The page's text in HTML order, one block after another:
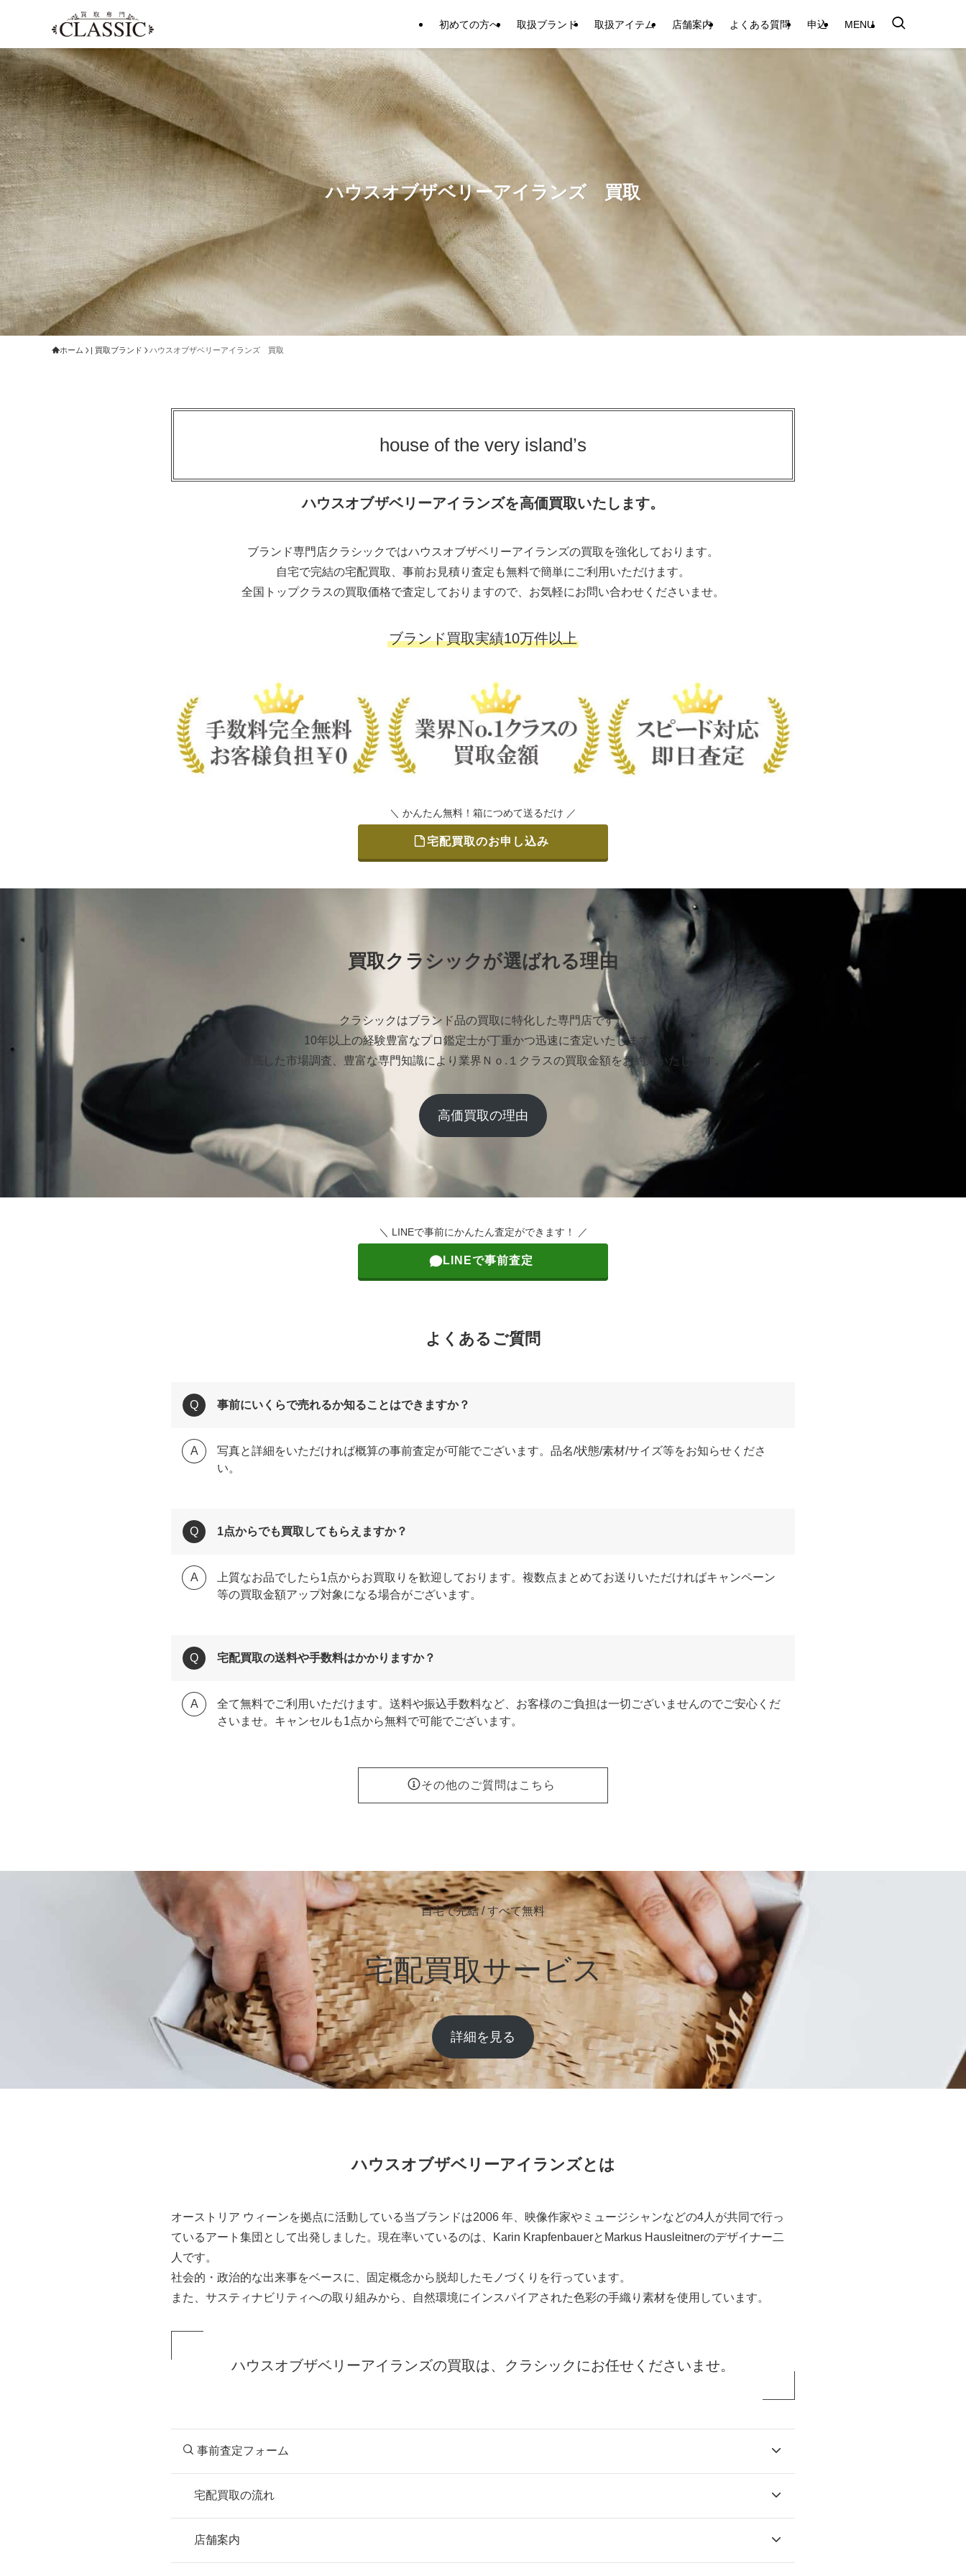
初めての方へ 取扱ブランド 取扱アイテム 店舗案内 よくある質問 申込 MENU
ハウスオブザベリーアイランズ 買取
ホーム | 買取ブランド ハウスオブザベリーアイランズ 買取
house of the very island’s
ハウスオブザベリーアイランズを高価買取いたします。
ブランド専門店クラシックではハウスオブザベリーアイランズの買取を強化しております。
自宅で完結の宅配買取、事前お見積り査定も無料で簡単にご利用いただけます。
全国トップクラスの買取価格で査定しておりますので、お気軽にお問い合わせくださいませ。
ブランド買取実績10万件以上
＼ かんたん無料！箱につめて送るだけ ／
宅配買取のお申し込み
買取クラシックが選ばれる理由
クラシックはブランド品の買取に特化した専門店です。
10年以上の経験豊富なプロ鑑定士が丁重かつ迅速に査定いたします。
徹底した市場調査、豊富な専門知識により業界Ｎｏ.１クラスの買取金額をお約束いたします。
高価買取の理由
＼ LINEで事前にかんたん査定ができます！ ／
LINEで事前査定
よくあるご質問
事前にいくらで売れるか知ることはできますか？
写真と詳細をいただければ概算の事前査定が可能でございます。品名/状態/素材/サイズ等をお知らせくださ
い。
1点からでも買取してもらえますか？
上質なお品でしたら1点からお買取りを歓迎しております。複数点まとめてお送りいただければキャンペーン
等の買取金額アップ対象になる場合がございます。
宅配買取の送料や手数料はかかりますか？
全て無料でご利用いただけます。送料や振込手数料など、お客様のご負担は一切ございませんのでご安心くだ
さいませ。キャンセルも1点から無料で可能でございます。
その他のご質問はこちら
自宅で完結 / すべて無料
宅配買取サービス
詳細を見る
ハウスオブザベリーアイランズとは
オーストリア ウィーンを拠点に活動している当ブランドは2006 年、映像作家やミュージシャンなどの4人が共同で行っ
ているアート集団として出発しました。現在率いているのは、Karin KrapfenbauerとMarkus Hausleitnerのデザイナー二
人です。
社会的・政治的な出来事をベースに、固定概念から脱却したモノづくりを行っています。
また、サスティナビリティへの取り組みから、自然環境にインスパイアされた色彩の手織り素材を使用しています。
ハウスオブザベリーアイランズの買取は、クラシックにお任せくださいませ。
事前査定フォーム
宅配買取の流れ
お申込み
店舗案内